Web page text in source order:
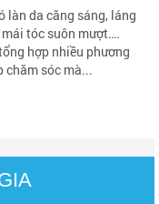
làn da căng sáng, láng
mái tóc suôn mượt….
hợp nhiều phương
chăm sóc mà...